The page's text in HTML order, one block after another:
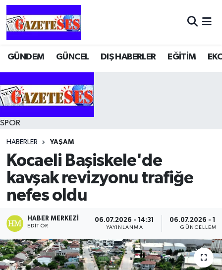
GÜNDEM GÜNCEL DIŞ HABERLER EĞİTİM
SPOR
HABERLER YAŞAM
Kocaeli Başiskele'de
kavşak revizyonu trafiğe
nefes oldu
HABER MERKEZI
EDITÖR
06.07.2026 - 14:31
YAYINLANMA
06.07.2026 -
GÜNCELLEME